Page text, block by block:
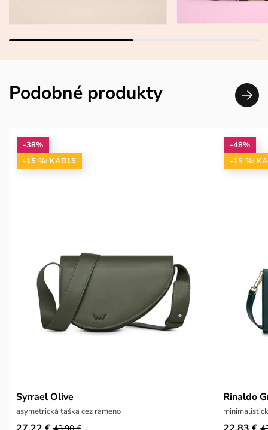
Podobné produkty
-38%
-15 %: KAB15
Syrrael Olive
asymetrická taška cez rameno
-48%
-15 %:
Rinaldo